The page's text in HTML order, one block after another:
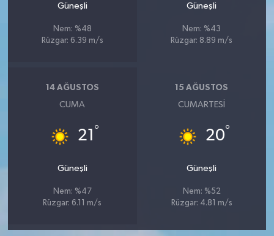
Güneşli
Nem: %48
Rüzgar: 6.39 m/s
Güneşli
Nem: %43
Rüzgar: 8.89 m/s
14 AĞUSTOS
CUMA
21 °
Güneşli
Nem: %47
Rüzgar: 6.11 m/s
15 AĞUSTOS
CUMARTESI
20°
Güneşli
Nem: %52
Rüzgar: 4.81 m/s